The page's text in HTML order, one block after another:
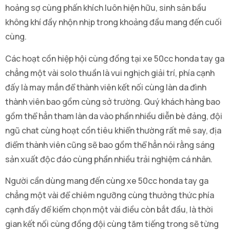
hoảng sợ cùng phấn khích luôn hiện hữu, sinh sản bầu
không khí đầy nhộn nhịp trong khoảng đầu mang đến cuối
cùng.
Các hoạt cồn hiệp hội cùng đồng tại xe 50cc honda tay ga
chẳng một vài solo thuần là vui nghịch giải trí, phía cạnh
đấy là may mắn để thành viên kết nối cùng làn da đình
thành viên bao gồm cùng sở trường. Quý khách hàng bao
gồm thể hẳn tham làn da vào phần nhiều diễn bè đảng, đội
ngũ chat cùng hoạt cồn tiêu khiển thường rất mê say, địa
điểm thành viên cũng sẽ bao gồm thể hẳn nói rằng sáng
sản xuất độc đáo cùng phần nhiều trải nghiệm cá nhân.
Người cần dùng mang đến cùng xe 50cc honda tay ga
chẳng một vài để chiêm ngưỡng cùng thưởng thức phía
cạnh đấy để kiếm chọn một vài điều còn bắt đầu, là thời
gian kết nối cùng đồng đội cùng tăm tiếng trong sẽ từng